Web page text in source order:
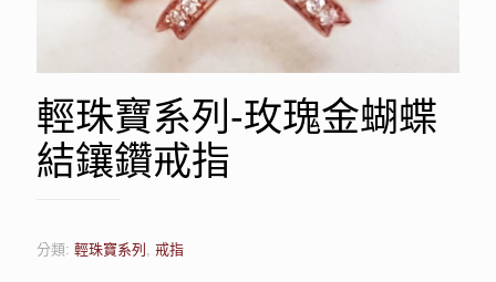
輕珠寶系列-玫瑰金蝴蝶
結鑲鑽戒指
分類: 輕珠寶系列 , 戒指